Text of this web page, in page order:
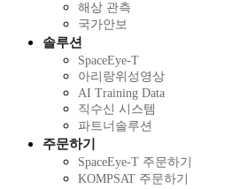
해상 관측
국가안보
솔루션
SpaceEye-T
아리랑위성영상
AI Training Data
직수신 시스템
파트너솔루션
주문하기
SpaceEye-T 주문하기
KOMPSAT 주문하기